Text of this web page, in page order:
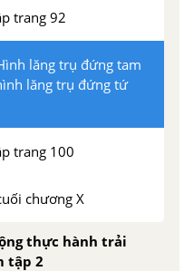
trang 92
lăng trụ đứng tam
lăng trụ đứng tứ
trang 100
chương X
thực hành trải
tập 2